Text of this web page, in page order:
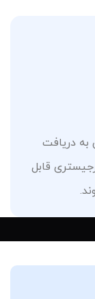
دريافت
قابل